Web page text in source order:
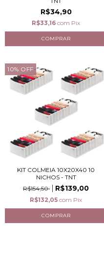
R$34,90
R$33,16 com Pix
10% OFF
KIT COLMEIA 10X20X40 10
NICHOS - TNT
R$154,50
R$139,00
R$132,05 com Pix